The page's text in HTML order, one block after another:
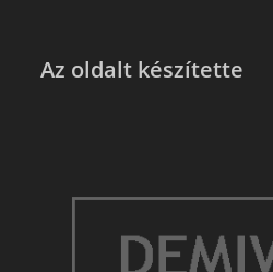
Az oldalt készítette